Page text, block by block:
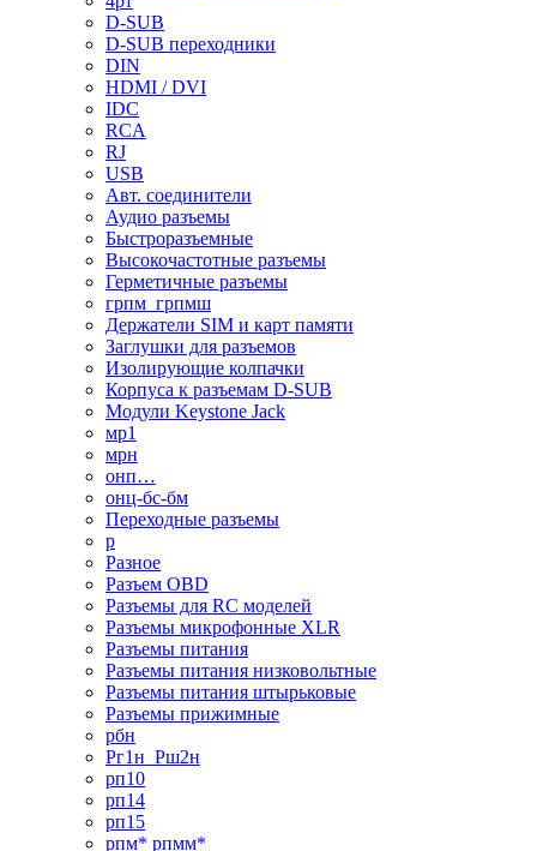
D-SUB
D-SUB переходники
DIN
HDMI / DVI
IDC
RCA
RJ
USB
Авт. соединители
Аудио разъемы
Быстроразъемные
Высокочастотные разъемы
Герметичные разъемы
грпм_грпмш
Держатели SIM и карт памяти
Заглушки для разъемов
Изолирующие колпачки
Корпуса к разъемам D-SUB
Модули Keystone Jack
мр1
мрн
онп…
онц-бс-бм
Переходные разъемы
р
Разное
Разъем OBD
Разъемы для RC моделей
Разъемы микрофонные XLR
Разъемы питания
Разъемы питания низковольтные
Разъемы питания штырьковые
Разъемы прижимные
рбн
Рг1н_Рш2н
рп10
рп14
рп15
рпм* рпмм*